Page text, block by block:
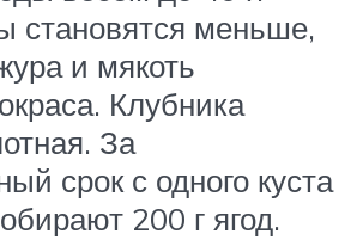
становятся меньше,
и мякоть
Клубника
За
срок с одного куста
200 г ягод.